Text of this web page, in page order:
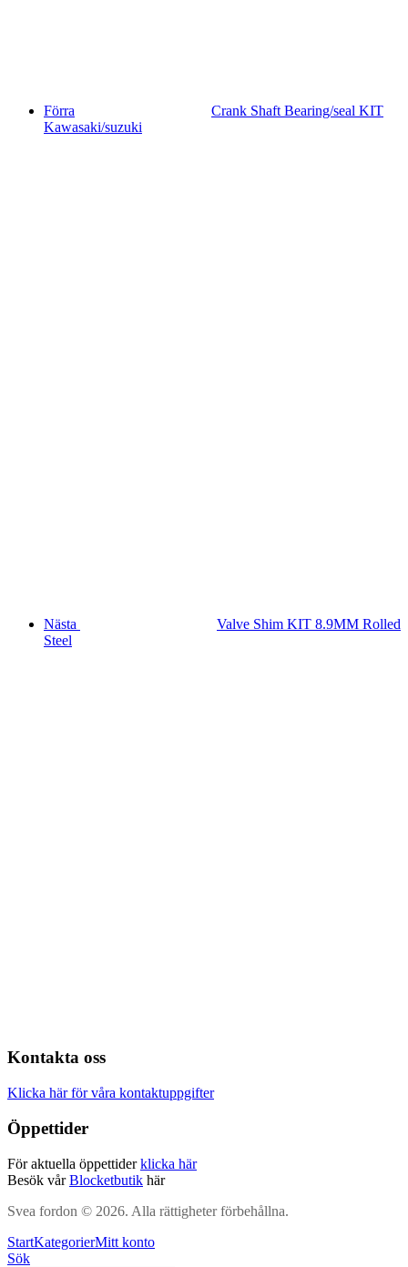
Förra
Crank Shaft Bearing/seal KIT
Kawasaki/suzuki
Nästa
Valve Shim KIT 8.9MM Rolled
Steel
Kontakta oss
Klicka här för våra kontaktuppgifter
Öppettider
För aktuella öppettiderklicka här
Besök vårBlocketbutik här
Svea fordon © 2026. Alla rättigheter förbehållna.
StartKategorierMitt konto
Sök